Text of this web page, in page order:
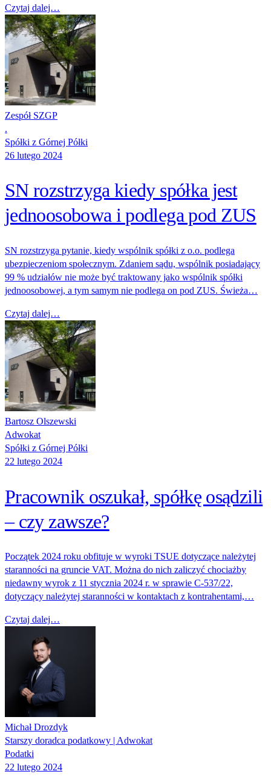
Czytaj dalej…
Zespół SZGP
.
Spółki z Górnej Półki
26 lutego 2024
SN rozstrzyga kiedy spółka jest
jednoosobowa i podlega pod ZUS
SN rozstrzyga pytanie, kiedy wspólnik spółki z o.o. podlega
ubezpieczeniom społecznym. Zdaniem sądu, wspólnik posiadający
99 % udziałów nie może być traktowany jako wspólnik spółki
jednoosobowej, a tym samym nie podlega on pod ZUS. Świeża…
Czytaj dalej…
Bartosz Olszewski
Adwokat
Spółki z Górnej Półki
22 lutego 2024
Pracownik oszukał, spółkę osądzili
– czy zawsze?
Początek 2024 roku obfituje w wyroki TSUE dotyczące należytej
staranności na gruncie VAT. Można do nich zaliczyć chociażby
niedawny wyrok z 11 stycznia 2024 r. w sprawie C‑537/22,
dotyczący należytej staranności w kontaktach z kontrahentami,…
Czytaj dalej…
Michał Drozdyk
Starszy doradca podatkowy | Adwokat
Podatki
22 lutego 2024